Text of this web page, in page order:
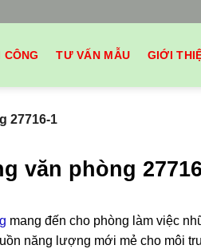
CÔNG TƯ VẤN MẪU GIỚI
27716-1
văn phòng
mang đến cho phòng làm việc
năng lượng mới mẻ cho môi